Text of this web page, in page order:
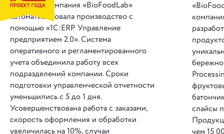
Компания «BioFoodLab»
автоматизировала производство с
помощью «1С:ERP Управление
предприятием 2.0». Система
оперативного и регламентированного
учета объединила работу всех
подразделений компании. Сроки
подготовки управленческой отчетности
уменьшились с 5 до 1 дня.
Усовершенствована работа с заказами,
скорость оформления и обработки
увеличилась на 10%, случаи
слайсы